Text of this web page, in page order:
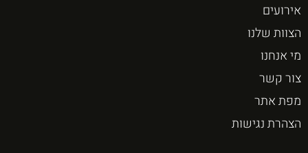
אירועים
הצוות שלנו
מי אנחנו
צור קשר
מפת אתר
הצהרת נגישות